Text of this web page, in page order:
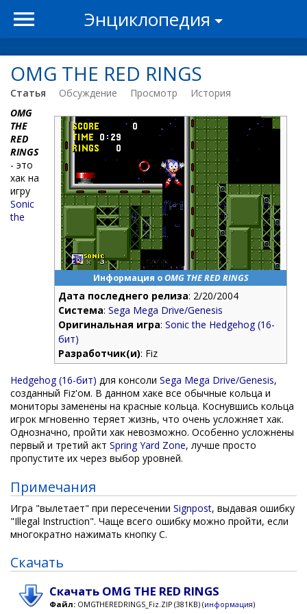
Энциклопедия
OMG THE RED RINGS
Статья Обсуждение Просмотр История
Информация оOMG THE RED RINGS
Дата последнего релиза: 2/20/2004
Система: Sega Mega Drive/Genesis
Оригинальная игра: Sonic the Hedgehog (16-
бит)
Разработчик(и): Fiz
OMG
THE
RED
RINGS
- это
хак на
игру
Sonic
the
Hedgehog (16-бит) для консоли Sega Mega Drive/Genesis,
созданный Fiz'ом. В данном хаке все обычные кольца и
мониторы заменены на красные кольца. Коснувшись кольца
игрок мгновенно теряет жизнь, что очень усложняет хак.
Однозначно, пройти хак невозможно. Особенно усложнены
первый и третий акт Spring Yard Zone, лучше просто
пропустите их через выбор уровней.
Примечания
Игра "вылетает" при пересечении Signpost, выдавая ошибку
"Illegal Instruction". Чаще всего ошибку можно пройти, если
многократно нажимать кнопку C.
Скачать
Скачать OMG THE RED RINGS
Файл: OMGTHEREDRINGS_Fiz.ZIP (381KB) (информация)